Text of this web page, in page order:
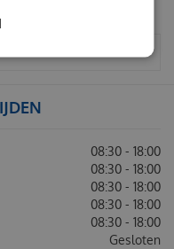
08:30 - 18:00
08:30 - 18:00
08:30 - 18:00
08:30 - 18:00
08:30 - 18:00
Gesloten